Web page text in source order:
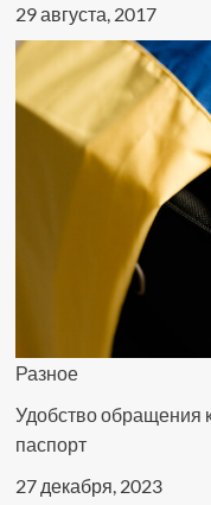
29 августа, 2017
Разное
Удобство обращения
паспорт
27 декабря, 2023